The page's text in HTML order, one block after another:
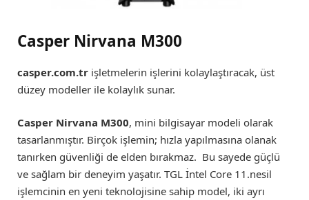
Casper Nirvana M300
casper.com.tr işletmelerin işlerini kolaylaştıracak, üst
düzey modeller ile kolaylık sunar.
Casper Nirvana M300, mini bilgisayar modeli olarak
tasarlanmıştır. Birçok işlemin; hızla yapılmasına olanak
tanırken güvenliği de elden bırakmaz. Bu sayede güçlü
ve sağlam bir deneyim yaşatır. TGL İntel Core 11.nesil
işlemcinin en yeni teknolojisine sahip model, iki ayrı